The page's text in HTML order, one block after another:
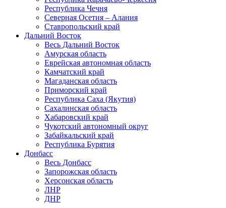
Республика Чечня
Северная Осетия – Алания
Ставропольский край
Дальний Восток
Весь Дальний Восток
Амурская область
Еврейская автономная область
Камчатский край
Магаданская область
Приморский край
Республика Саха (Якутия)
Сахалинская область
Хабаровский край
Чукотский автономный округ
Забайкальский край
Республика Бурятия
Донбасс
Весь Донбасс
Запорожская область
Херсонская область
ЛНР
ДНР